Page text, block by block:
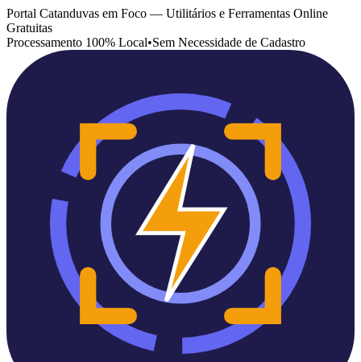
Portal Catanduvas em Foco — Utilitários e Ferramentas Online
Gratuitas
Processamento 100% Local•Sem Necessidade de Cadastro